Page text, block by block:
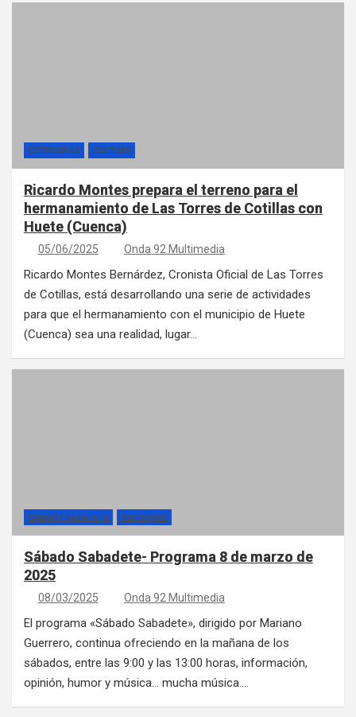
CATEGORÍAS CULTURA
Ricardo Montes prepara el terreno para el
hermanamiento de Las Torres de Cotillas con
Huete (Cuenca)
05/06/2025 Onda 92 Multimedia
Ricardo Montes Bernárdez, Cronista Oficial de Las Torres
de Cotillas, está desarrollando una serie de actividades
para que el hermanamiento con el municipio de Huete
(Cuenca) sea una realidad, lugar…
SÁBADO SABADETE SECCIONES
Sábado Sabadete- Programa 8 de marzo de
2025
08/03/2025 Onda 92 Multimedia
El programa «Sábado Sabadete», dirigido por Mariano
Guerrero, continua ofreciendo en la mañana de los
sábados, entre las 9:00 y las 13:00 horas, información,
opinión, humor y música… mucha música.…